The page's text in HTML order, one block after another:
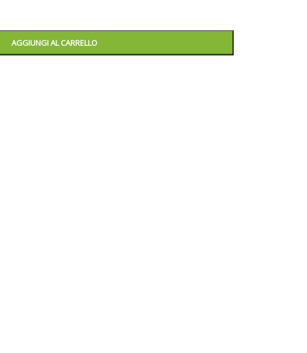
AGGIUNGI AL CARRELLO